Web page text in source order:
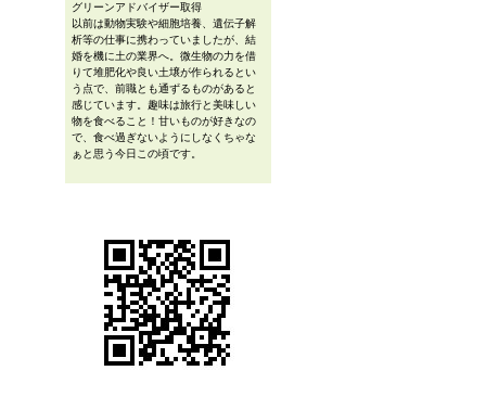
グリーンアドバイザー取得
以前は動物実験や細胞培養、遺伝子解
析等の仕事に携わっていましたが、結
婚を機に土の業界へ。微生物の力を借
りて堆肥化や良い土壌が作られるとい
う点で、前職とも通ずるものがあると
感じています。趣味は旅行と美味しい
物を食べること！甘いものが好きなの
で、食べ過ぎないようにしなくちゃな
ぁと思う今日この頃です。